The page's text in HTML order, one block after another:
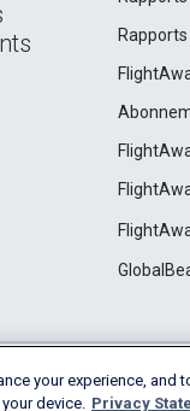
of Use Privacy Cookie
your experience, and
device. Privacy